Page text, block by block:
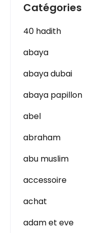
Catégories
40 hadith
abaya
abaya dubai
abaya papillon
abel
abraham
abu muslim
accessoire
achat
adam et eve